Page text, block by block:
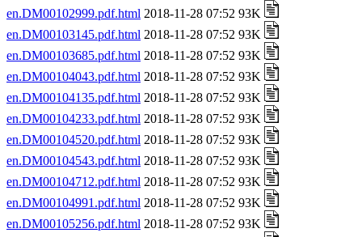
en.DM00102999.pdf.html 2018-11-28 07:52 93K
en.DM00103145.pdf.html 2018-11-28 07:52 93K
en.DM00103685.pdf.html 2018-11-28 07:52 93K
en.DM00104043.pdf.html 2018-11-28 07:52 93K
en.DM00104135.pdf.html 2018-11-28 07:52 93K
en.DM00104233.pdf.html 2018-11-28 07:52 93K
en.DM00104520.pdf.html 2018-11-28 07:52 93K
en.DM00104543.pdf.html 2018-11-28 07:52 93K
en.DM00104712.pdf.html 2018-11-28 07:52 93K
en.DM00104991.pdf.html 2018-11-28 07:52 93K
en.DM00105256.pdf.html 2018-11-28 07:52 93K